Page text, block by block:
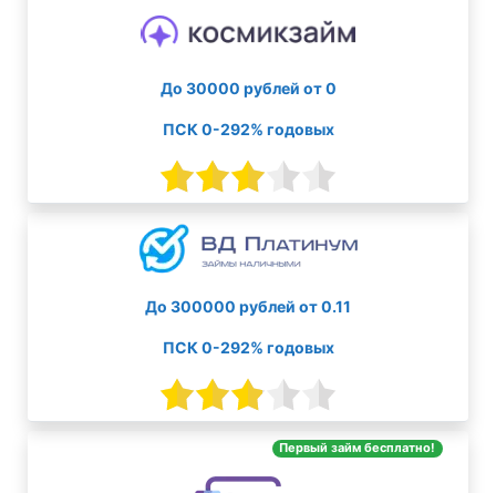
До 30000 рублей от 0
ПСК 0-292% годовых
До 300000 рублей от 0.11
ПСК 0-292% годовых
Первый займ бесплатно!